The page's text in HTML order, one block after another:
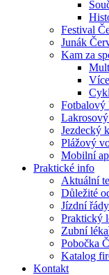
Festival
Junák
Kam za
Fotbalový
Jezdecký
Plážový
Mobilní
Praktické info
Aktuální
Důležité
Jízdní řády
Praktický
Zubní
Pobočka
Katalog
Kontakt